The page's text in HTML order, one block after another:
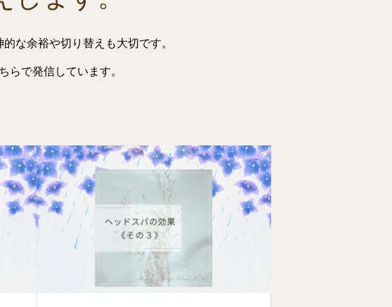
な余裕や切り替えも大切です。
らで発信しています。